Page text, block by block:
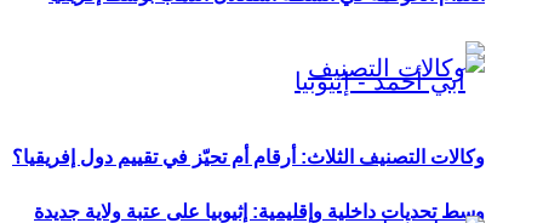
وسط تحديات داخلية وإقليمية: إثيوبيا على عتبة ولاية جديدة
وكالات التصنيف الثلاث: أرقام أم تحيّز في تقييم دول إفريقيا؟